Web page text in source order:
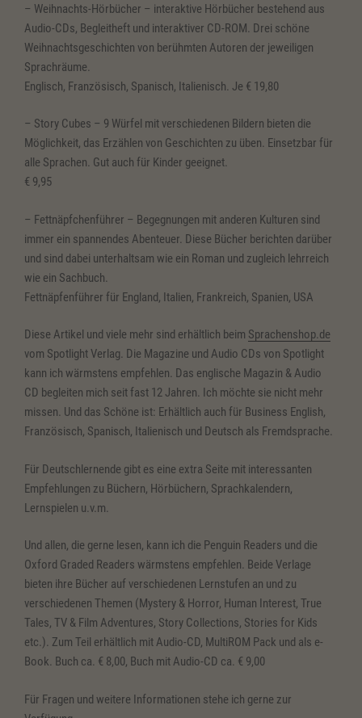
– Weihnachts-Hörbücher – interaktive Hörbücher bestehend aus
Audio-CDs, Begleitheft und interaktiver CD-ROM. Drei schöne
Weihnachtsgeschichten von berühmten Autoren der jeweiligen
Sprachräume.
Englisch, Französisch, Spanisch, Italienisch. Je € 19,80
– Story Cubes – 9 Würfel mit verschiedenen Bildern bieten die
Möglichkeit, das Erzählen von Geschichten zu üben. Einsetzbar für
alle Sprachen. Gut auch für Kinder geeignet.
€ 9,95
– Fettnäpfchenführer – Begegnungen mit anderen Kulturen sind
immer ein spannendes Abenteuer. Diese Bücher berichten darüber
und sind dabei unterhaltsam wie ein Roman und zugleich lehrreich
wie ein Sachbuch.
Fettnäpfenführer für England, Italien, Frankreich, Spanien, USA
Diese Artikel und viele mehr sind erhältlich beim Sprachenshop.de
vom Spotlight Verlag. Die Magazine und Audio CDs von Spotlight
kann ich wärmstens empfehlen. Das englische Magazin & Audio
CD begleiten mich seit fast 12 Jahren. Ich möchte sie nicht mehr
missen. Und das Schöne ist: Erhältlich auch für Business English,
Französisch, Spanisch, Italienisch und Deutsch als Fremdsprache.
Für Deutschlernende gibt es eine extra Seite mit interessanten
Empfehlungen zu Büchern, Hörbüchern, Sprachkalendern,
Lernspielen u.v.m.
Und allen, die gerne lesen, kann ich die Penguin Readers und die
Oxford Graded Readers wärmstens empfehlen. Beide Verlage
bieten ihre Bücher auf verschiedenen Lernstufen an und zu
verschiedenen Themen (Mystery & Horror, Human Interest, True
Tales, TV & Film Adventures, Story Collections, Stories for Kids
etc.). Zum Teil erhältlich mit Audio-CD, MultiROM Pack und als e-
Book. Buch ca. € 8,00, Buch mit Audio-CD ca. € 9,00
Für Fragen und weitere Informationen stehe ich gerne zur